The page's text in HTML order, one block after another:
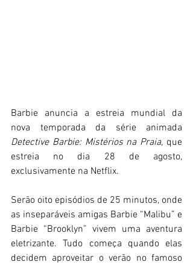
Barbie anuncia a estreia mundial da
Detective Barbie: Mistérios na Praia, que
estreia no dia 28 de agosto,
exclusivamente na Netflix.
Serão oito episódios de 25 minutos, onde
as inseparáveis amigas Barbie “Malibu” e
Barbie “Brooklyn” vivem uma aventura
eletrizante. Tudo começa quando elas
decidem aproveitar o verão no famoso